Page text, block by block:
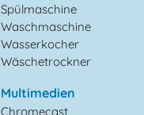
Spülmaschine
Waschmaschine
Wasserkocher
Wäschetrockner
Multimedien
Chromecast